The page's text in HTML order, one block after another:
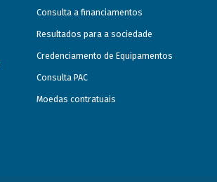
Consulta a financiamentos
Resultados para a sociedade
Credenciamento de Equipamentos
Consulta PAC
Moedas contratuais